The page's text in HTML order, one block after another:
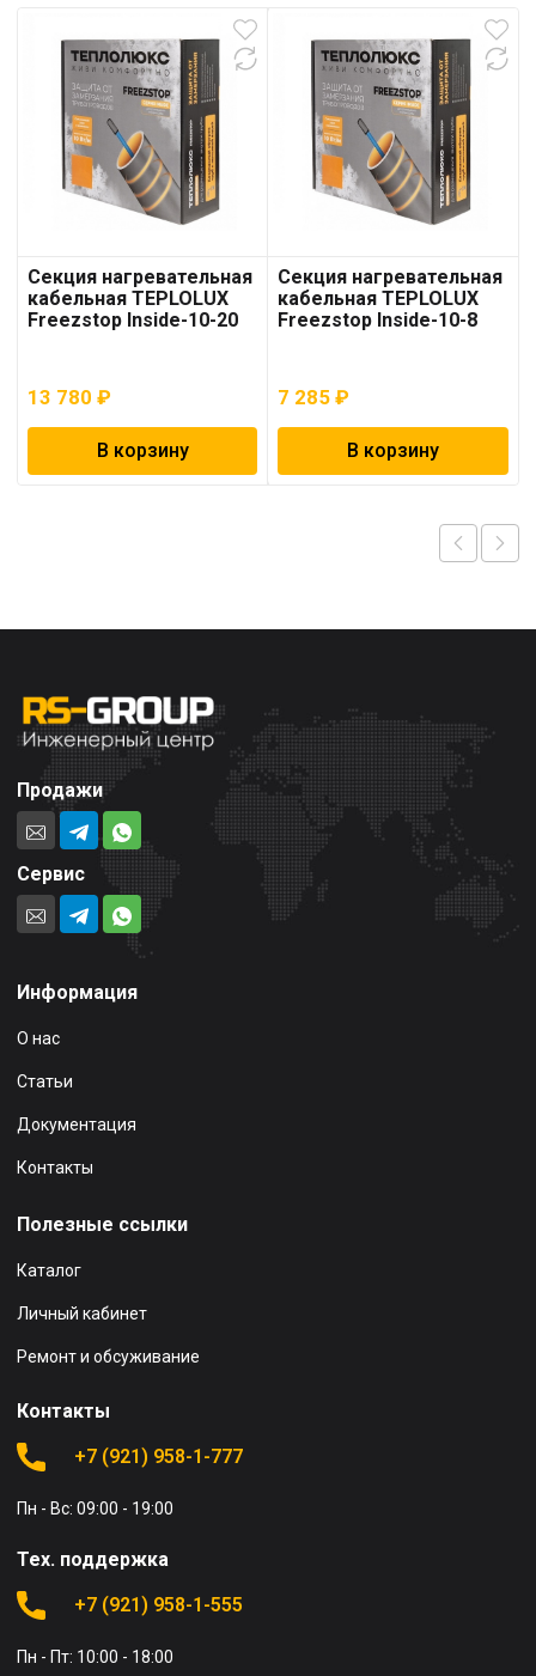
Секция нагревательная
кабельная TEPLOLUX
Freezstop Inside-10-20
13 780 ₽
В корзину
Секция нагревательная
кабельная TEPLOLUX
Freezstop Inside-10-8
7 285₽
В корзину
Продажи
Сервис
Информация
О нас
Статьи
Документация
Контакты
Полезные ссылки
Каталог
Личный кабинет
Ремонт и обсуживание
Контакты
+7 (921) 958-1-777
Пн - Вс: 09:00 - 19:00
Тех. поддержка
+7 (921) 958-1-555
Пн - Пт: 10:00 - 18:00